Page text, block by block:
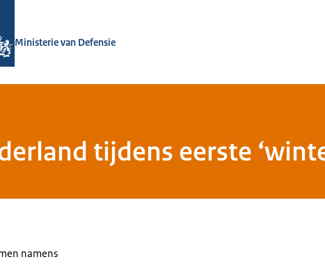
Ministerie van Defensie
tijdens eerste
namens